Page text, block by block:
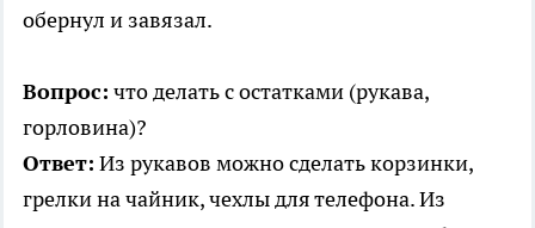
обернул и завязал.
Вопрос: что делать с остатками (рукава,
горловина)?
Ответ: Из рукавов можно сделать корзинки,
грелки на чайник, чехлы для телефона. Из